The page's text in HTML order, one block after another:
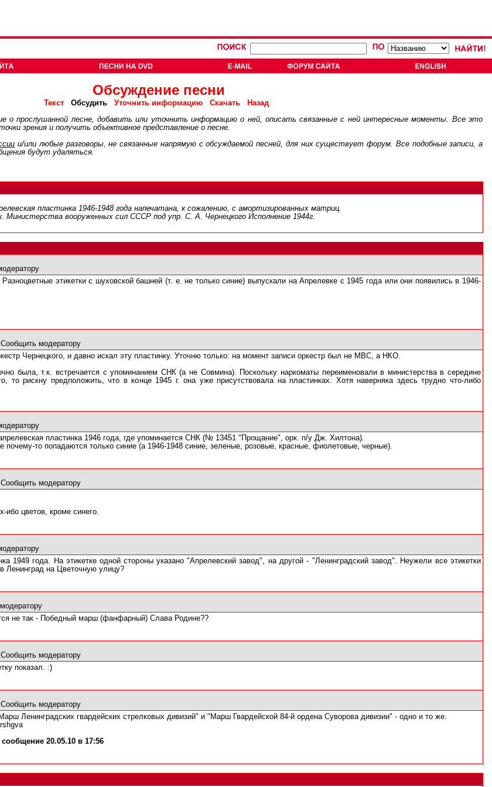
Обсуждение песни
Текст Обсудить Уточнить информацию Скачать
Назад
о прослушанной песне, добавить или уточнить информацию о ней, описать связанные с ней интересные моменты. Все это
зрения и получить объективное представление о песне.
и/или любые разговоры, не связанные напрямую с обсуждаемой песней, для них существует форум. Все подобные записи, а
будут удаляться.
пластинка 1946-1948 года напечатана, к сожалению, с амортизированных матриц.
Министерства вооруженных сил СССР под упр. С. А. Чернецкого Исполнение 1944г.
этикетки с шуховской башней (т. е. не только синие) выпускали на Апрелевке с 1945 года или они появились в 1946-
Сообщить модератору
Чернецкого, и давно искал эту пластинку. Уточню только: на момент записи оркестр был не МВС, а НКО.
была, т.к. встречается с упоминанием СНК (а не Совмина). Поскольку наркоматы переименовали в министерства в середине
то рискну предположить, что в конце 1945 г. она уже присутствовала на пластинках. Хотя наверняка здесь трудно что-либо
пластинка 1946 года, где упоминается СНК (№ 13451 "Прощание", орк. п/у Дж. Хилтона).
почему-то попадаются только синие (а 1946-1948 синие, зеленые, розовые, красные, фиолетовые, черные).
Сообщить модератору
ибо цветов, кроме синего.
1949 года. На этикетке одной стороны указано "Апрелевский завод", на другой - "Ленинградский завод". Неужели все этикетки
Ленинград на Цветочную улицу?
не так - Победный марш (фанфарный) Слава Родине??
Сообщить модератору
показал. :)
Сообщить модератору
Ленинградских гвардейских стрелковых дивизий" и "Марш Гвардейской 84-й ордена Суворова дивизии" - одно и то же.
20.05.10 в 17:56